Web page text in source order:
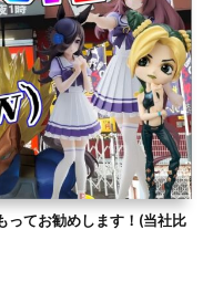
ってお勧めします！(当社比